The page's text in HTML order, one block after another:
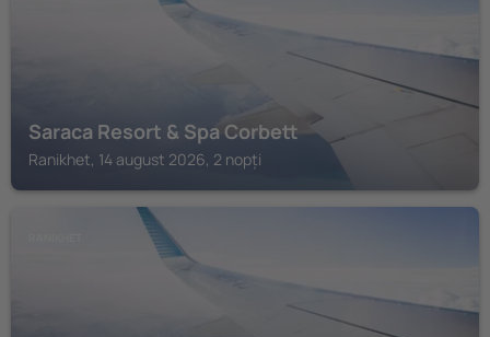
Saraca Resort & Spa Corbett
Ranikhet, 14 august 2026, 2 nopți